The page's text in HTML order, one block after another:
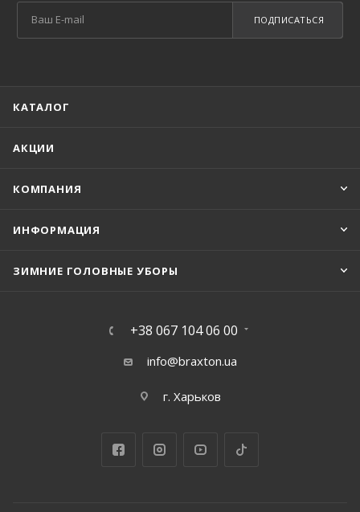
ПОДПИСАТЬСЯ
КАТАЛОГ
АКЦИИ
КОМПАНИЯ
ИНФОРМАЦИЯ
ЗИМНИЕ ГОЛОВНЫЕ УБОРЫ
+38 067 104 06 00
info@braxton.ua
г. Харьков